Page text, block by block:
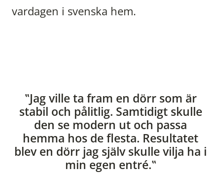
vardagen i svenska hem.
‟Jag ville ta fram en dörr som är
stabil och pålitlig. Samtidigt skulle
den se modern ut och passa
hemma hos de flesta. Resultatet
blev en dörr jag själv skulle vilja ha i
min egen entré.‟